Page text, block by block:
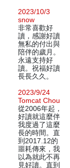
2023/10/3
snow
非常喜歡好
讀，感謝好讀
無私的付出與
陪伴的歲月。
永遠支持好
讀。祝福好讀
長長久久。
2023/9/24
Tomcat Chou
從2006年起，
好讀就這麼伴
我度過了這麼
長的時間。直
到2017.12的
噩耗傳來，我
以為就此不再
見好讀。直到